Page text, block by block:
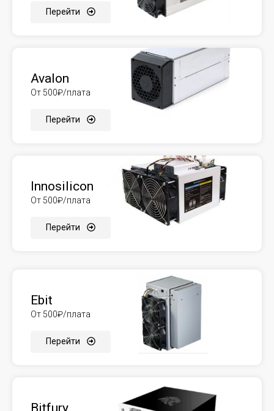
Перейти
Avalon
От 500₽/плата
Перейти
Innosilicon
От 500₽/плата
Перейти
Ebit
От 500₽/плата
Перейти
Bitfury